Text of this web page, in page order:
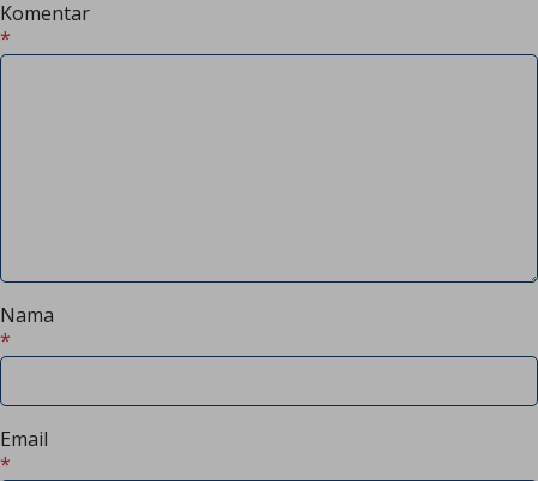
Komentar
*
Nama
*
Email
*